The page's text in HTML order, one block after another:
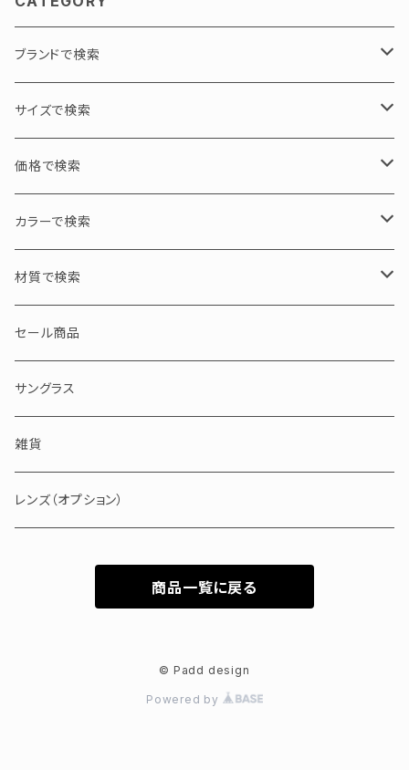
ブランドで検索
PADMA IMAGE / パドマイメージ
GEOMETRY / 幾何学
ASYMMETRY / 左右非対称
N PRODUCT / エヌプロダクト
tico chouette / ティコシュエット
サイズで検索
L / 大サイズ
M / 中サイズ
S / 小サイズ
価格で検索
30000円以下
30000～50000円
50000～100000円
100000円以上
カラーで検索
ブラック・グレー・クリア
ブラウン・イエロー・ホワイト
ピンク・レッド・パープル
ブルー・グリーン
材質で検索
アセテート
セルロイド
メタル
バッファローホーン
セール商品
サングラス
雑貨
レンズ（オプション）
商品一覧に戻る
© Padd design
Powered by